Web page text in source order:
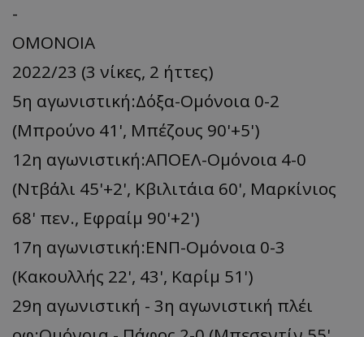
-
ΟΜΟΝΟΙΑ
2022/23 (3 νίκες, 2 ήττες)
5η αγωνιστική:Δόξα-Ομόνοια 0-2
(Μπρούνο 41', Μπέζους 90'+5')
12η αγωνιστική:ΑΠΟΕΛ-Ομόνοια 4-0
(Ντβάλι 45'+2', Κβιλιτάια 60', Μαρκίνιος
68' πεν., Εφραίμ 90'+2')
17η αγωνιστική:ΕΝΠ-Ομόνοια 0-3
(Κακουλλής 22', 43', Kαρίμ 51')
29η αγωνιστική - 3η αγωνιστική πλέι